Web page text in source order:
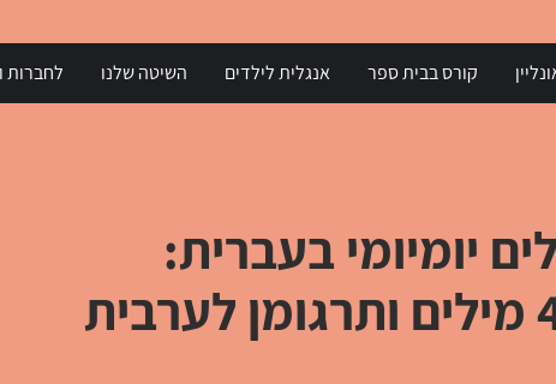
קורס בבית ספר אנגלית לילדים השיטה שלנו לחברות
יומיומי בעברית: